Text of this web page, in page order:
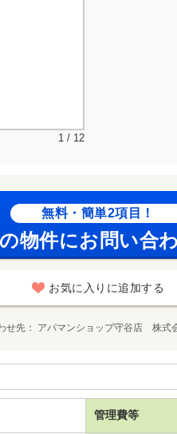
1 / 12
無料・簡単2項目！
物件にお問い合
お気に入りに追加する
せ先 アパマンショップ守谷店 株式
管理費等